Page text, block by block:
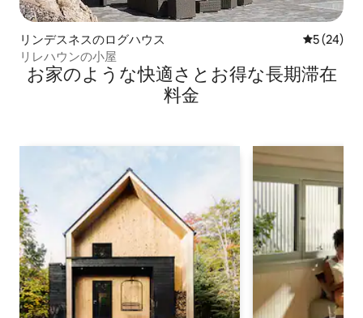
リンデスネスのログハウス レビュー
5 (24)
リレハウンの小屋
お家のような快⁠適⁠さ⁠とお⁠得⁠な長⁠期⁠滞⁠在
料⁠金